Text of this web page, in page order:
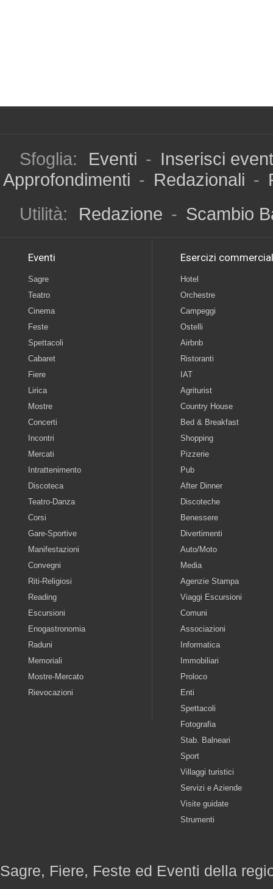
Sfoglia: Eventi - Inserisci
Approfondimenti - Redazionali -
Utilità:
Redazione - Scambio
Eventi
Sagre
Teatro
Cinema
Feste
Spettacoli
Cabaret
Fiere
Lirica
Mostre
Concerti
Incontri
Mercati
Intrattenimento
Discoteca
Teatro-Danza
Corsi
Gare-Sportive
Manifestazioni
Convegni
Riti-Religiosi
Reading
Escursioni
Enogastronomia
Raduni
Memoriali
Mostre-Mercato
Rievocazioni
Esercizi
Hotel
Orchestre
Campeggi
Ostelli
Airbnb
Ristoranti
IAT
Agriturist
Country House
Bed & Breakfast
Shopping
Pizzerie
Pub
After Dinner
Discoteche
Benessere
Divertimenti
Auto/Moto
Media
Agenzie Stampa
Viaggi Escursioni
Comuni
Associazioni
Informatica
Immobiliari
Proloco
Enti
Spettacoli
Fotografia
Stab. Balneari
Sport
Villaggi turistici
Servizi e Aziende
Visite guidate
Strumenti
Sagre, Fiere, Feste ed Eventi della